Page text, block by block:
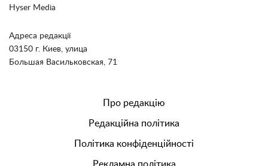
Hyser Media
Адреса редакції
03150 г. Киев, улица
Большая Васильковская, 71
Про редакцію
Редакційна політика
Політика конфіденційності